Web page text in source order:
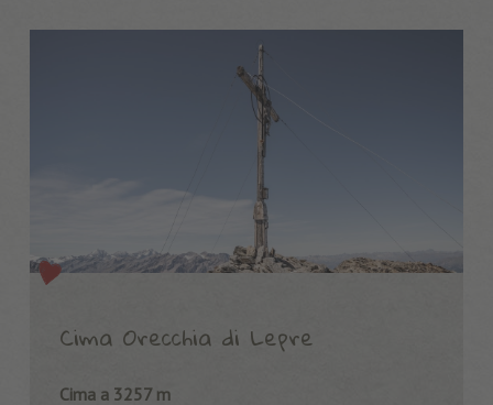
Cima Orecchia di Lepre
Cima a 3257 m